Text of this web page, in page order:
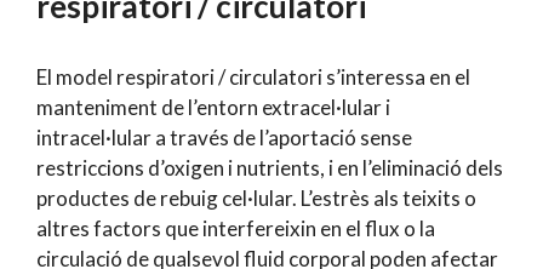
El model respiratori / circulatori s’interessa en el
manteniment de l’entorn extracel·lular i
intracel·lular a través de l’aportació sense
restriccions d’oxigen i nutrients, i en l’eliminació dels
productes de rebuig cel·lular. L’estrès als teixits o
altres factors que interfereixin en el flux o la
circulació de qualsevol fluid corporal poden afectar